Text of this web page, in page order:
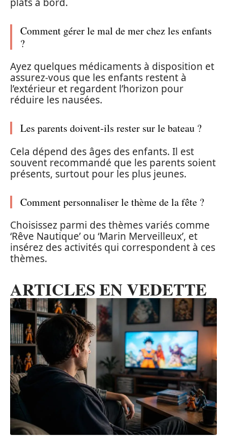
Comment gérer le mal de mer chez les enfants
?
Ayez quelques médicaments à disposition et
assurez-vous que les enfants restent à
l’extérieur et regardent l’horizon pour
réduire les nausées.
Les parents doivent-ils rester sur le bateau ?
Cela dépend des âges des enfants. Il est
souvent recommandé que les parents soient
présents, surtout pour les plus jeunes.
Comment personnaliser le thème de la fête ?
Choisissez parmi des thèmes variés comme
‘Rêve Nautique’ ou ‘Marin Merveilleux’, et
insérez des activités qui correspondent à ces
thèmes.
ARTICLES EN VEDETTE